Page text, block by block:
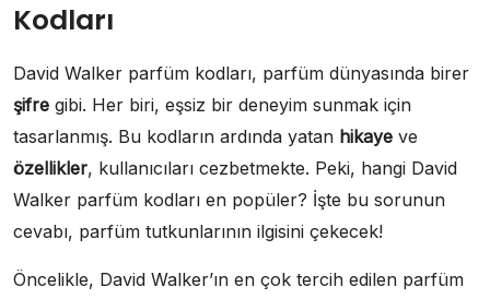
Kodları
David Walker parfüm kodları, parfüm dünyasında birer
şifre gibi. Her biri, eşsiz bir deneyim sunmak için
tasarlanmış. Bu kodların ardında yatan hikaye ve
özellikler, kullanıcıları cezbetmekte. Peki, hangi David
Walker parfüm kodları en popüler? İşte bu sorunun
cevabı, parfüm tutkunlarının ilgisini çekecek!
Öncelikle, David Walker’ın en çok tercih edilen parfüm